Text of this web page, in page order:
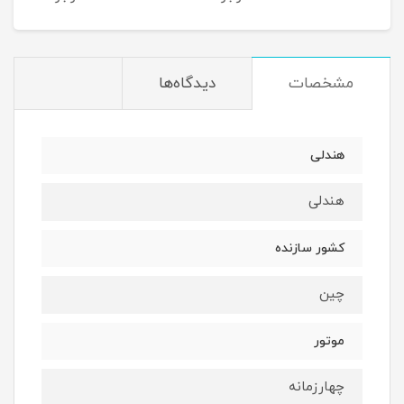
مشخصات دیدگاه‌ها
هندلی
هندلی
کشور سازنده
چین
موتور
چهارزمانه